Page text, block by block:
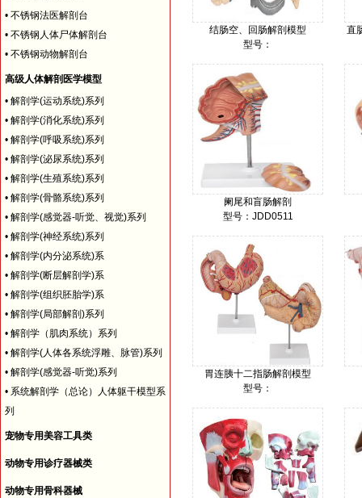
结肠空、回肠解剖模型
型号：
直
阑尾和盲肠解剖
型号：JDD0511
胃连胰十二指肠解剖模型
型号：
• 不锈钢法医解剖台
• 不锈钢人体尸体解剖台
• 不锈钢动物解剖台
高级人体解剖医学模型
• 解剖学(运动系统)系列
• 解剖学(消化系统)系列
• 解剖学(呼吸系统)系列
• 解剖学(泌尿系统)系列
• 解剖学(生殖系统)系列
• 解剖学(骨骼系统)系列
• 解剖学(感觉器-听觉、视觉)系列
• 解剖学(神经系统)系列
• 解剖学(内分泌系统)系
• 解剖学(断层解剖学)系
• 解剖学(组织胚胎学)系
• 解剖学(局部解剖)系列
• 解剖学（肌肉系统）系列
• 解剖学(人体各系统浮雕、脉管)系列
• 解剖学(感觉器-听觉)系列
• 系统解剖学（总论）人体躯干模型系
列
宠物专用美容工具类
动物专用诊疗器械类
动物专用骨科器械